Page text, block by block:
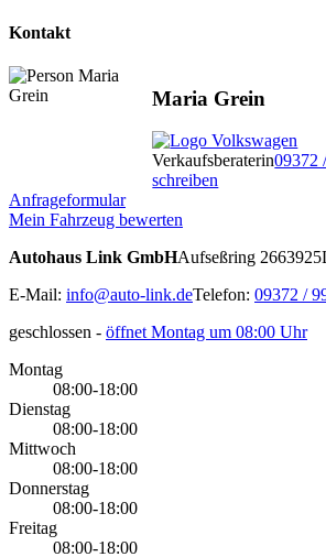
Kontakt
Maria Grein
Verkaufsberaterin09372
schreiben
Anfrageformular
Mein Fahrzeug bewerten
Autohaus Link GmbHAufseßring 2663925
E-Mail: info@auto-link.deTelefon: 09372 /
geschlossen - öffnet Montag um 08:00 Uhr
Montag
08:00-18:00
Dienstag
08:00-18:00
Mittwoch
08:00-18:00
Donnerstag
08:00-18:00
Freitag
08:00-18:00